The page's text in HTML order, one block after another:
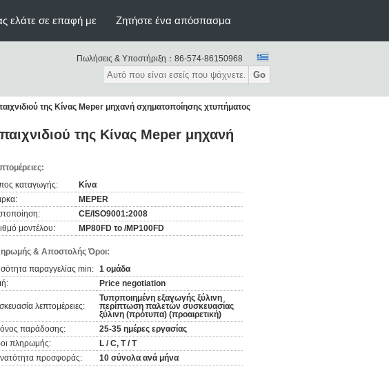
ελάτε σε επαφή με Ζητήστε ένα απόσπασμα
Πωλήσεις & Υποστήριξη： 86-574-86150968
Go
της Κίνας Meper μηχανή σχηματοποίησης χτυπήματος
της Κίνας Meper μηχανή
καταγωγής:
Κίνα
MEPER
CE/ISO9001:2008
μοντέλου:
MP80FD το /MP100FD
& Αποστολής Όροι:
παραγγελίας min: 1 ομάδα
Price negotiation
λεπτομέρειες:
Τυποποιημένη εξαγωγής ξύλινη
περίπτωση παλετών συσκευασίας
ξύλινη (πρότυπα) (προαιρετική)
παράδοσης:
25-35 ημέρες εργασίας
πληρωμής:
L / C, T / T
προσφοράς:
10 σύνολα ανά μήνα